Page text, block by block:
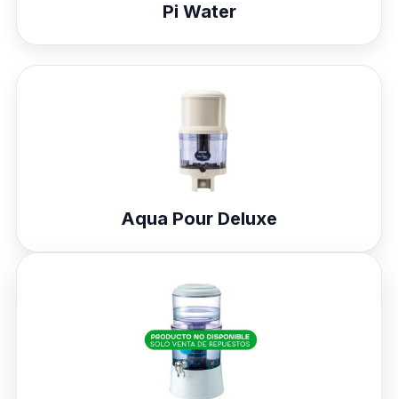
Pi Water
Aqua Pour Deluxe